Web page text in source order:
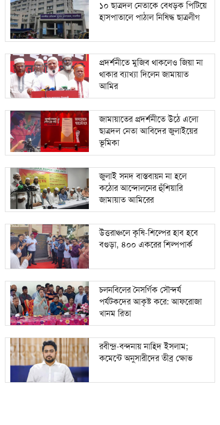
১০ ছাত্রদল নেতাকে বেধড়ক পিটিয়ে
হাসপাতালে পাঠাল নিষিদ্ধ ছাত্রলীগ
প্রদর্শনীতে মুজিব থাকলেও জিয়া না
থাকার ব্যাখ্যা দিলেন জামায়াত
আমির
জামায়াতের প্রদর্শনীতে উঠে এলো
ছাত্রদল নেতা আবিদের জুলাইয়ের
ভূমিকা
জুলাই সনদ বাস্তবায়ন না হলে
কঠোর আন্দোলনের হুঁশিয়ারি
জামায়াত আমিরের
উত্তরাঞ্চলে কৃষি-শিল্পের হাব হবে
বগুড়া, ৪০০ একরের শিল্পপার্ক
চলনবিলের নৈসর্গিক সৌন্দর্য
পর্যটকদের আকৃষ্ট করে: আফরোজা
খানম রিতা
রবীন্দ্র-বন্দনায় নাহিদ ইসলাম;
কমেন্টে অনুসারীদের তীব্র ক্ষোভ